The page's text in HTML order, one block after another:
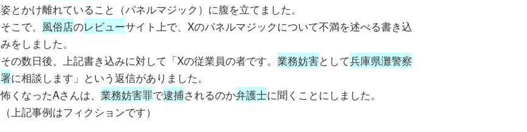
姿とかけ離れていること（パネルマジック）に腹を立てました。
そこで、 風俗店のレビューサイト上で、Xのパネルマジックについて不満を述べる書き込
みをしました。
その数日後、上記書き込みに対して「Xの従業員の者です。 業務妨害として兵庫県灘警察
署に相談します」という返信がありました。
怖くなったAさんは、 業務妨害罪で逮捕されるのか弁護士に聞くことにしました。
（上記事例はフィクションです）